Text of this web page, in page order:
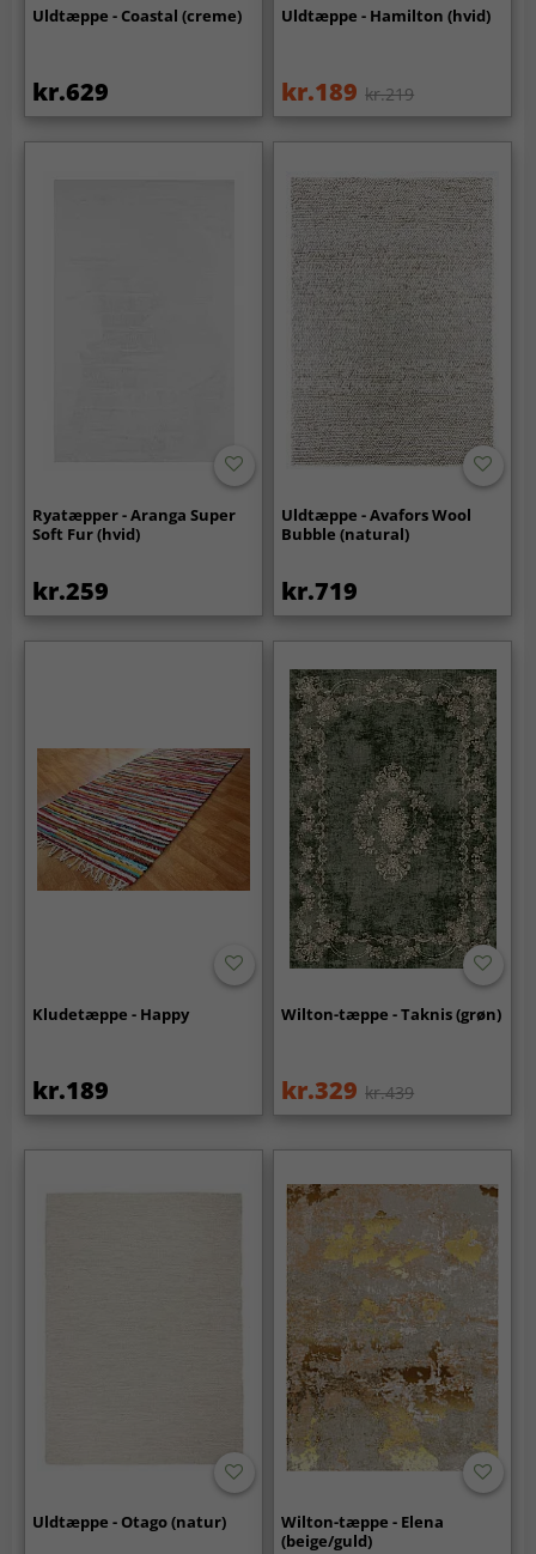
Uldtæppe - Coastal (creme)
kr.629
Uldtæppe - Hamilton (hvid)
kr.189 kr.219
Ryatæpper - Aranga Super
Soft Fur (hvid)
kr.259
Uldtæppe - Avafors Wool
Bubble (natural)
kr.719
Kludetæppe - Happy
kr.189
Wilton-tæppe - Taknis (grøn)
kr.329 kr.439
Uldtæppe - Otago (natur)
Wilton-tæppe - Elena
(beige/guld)